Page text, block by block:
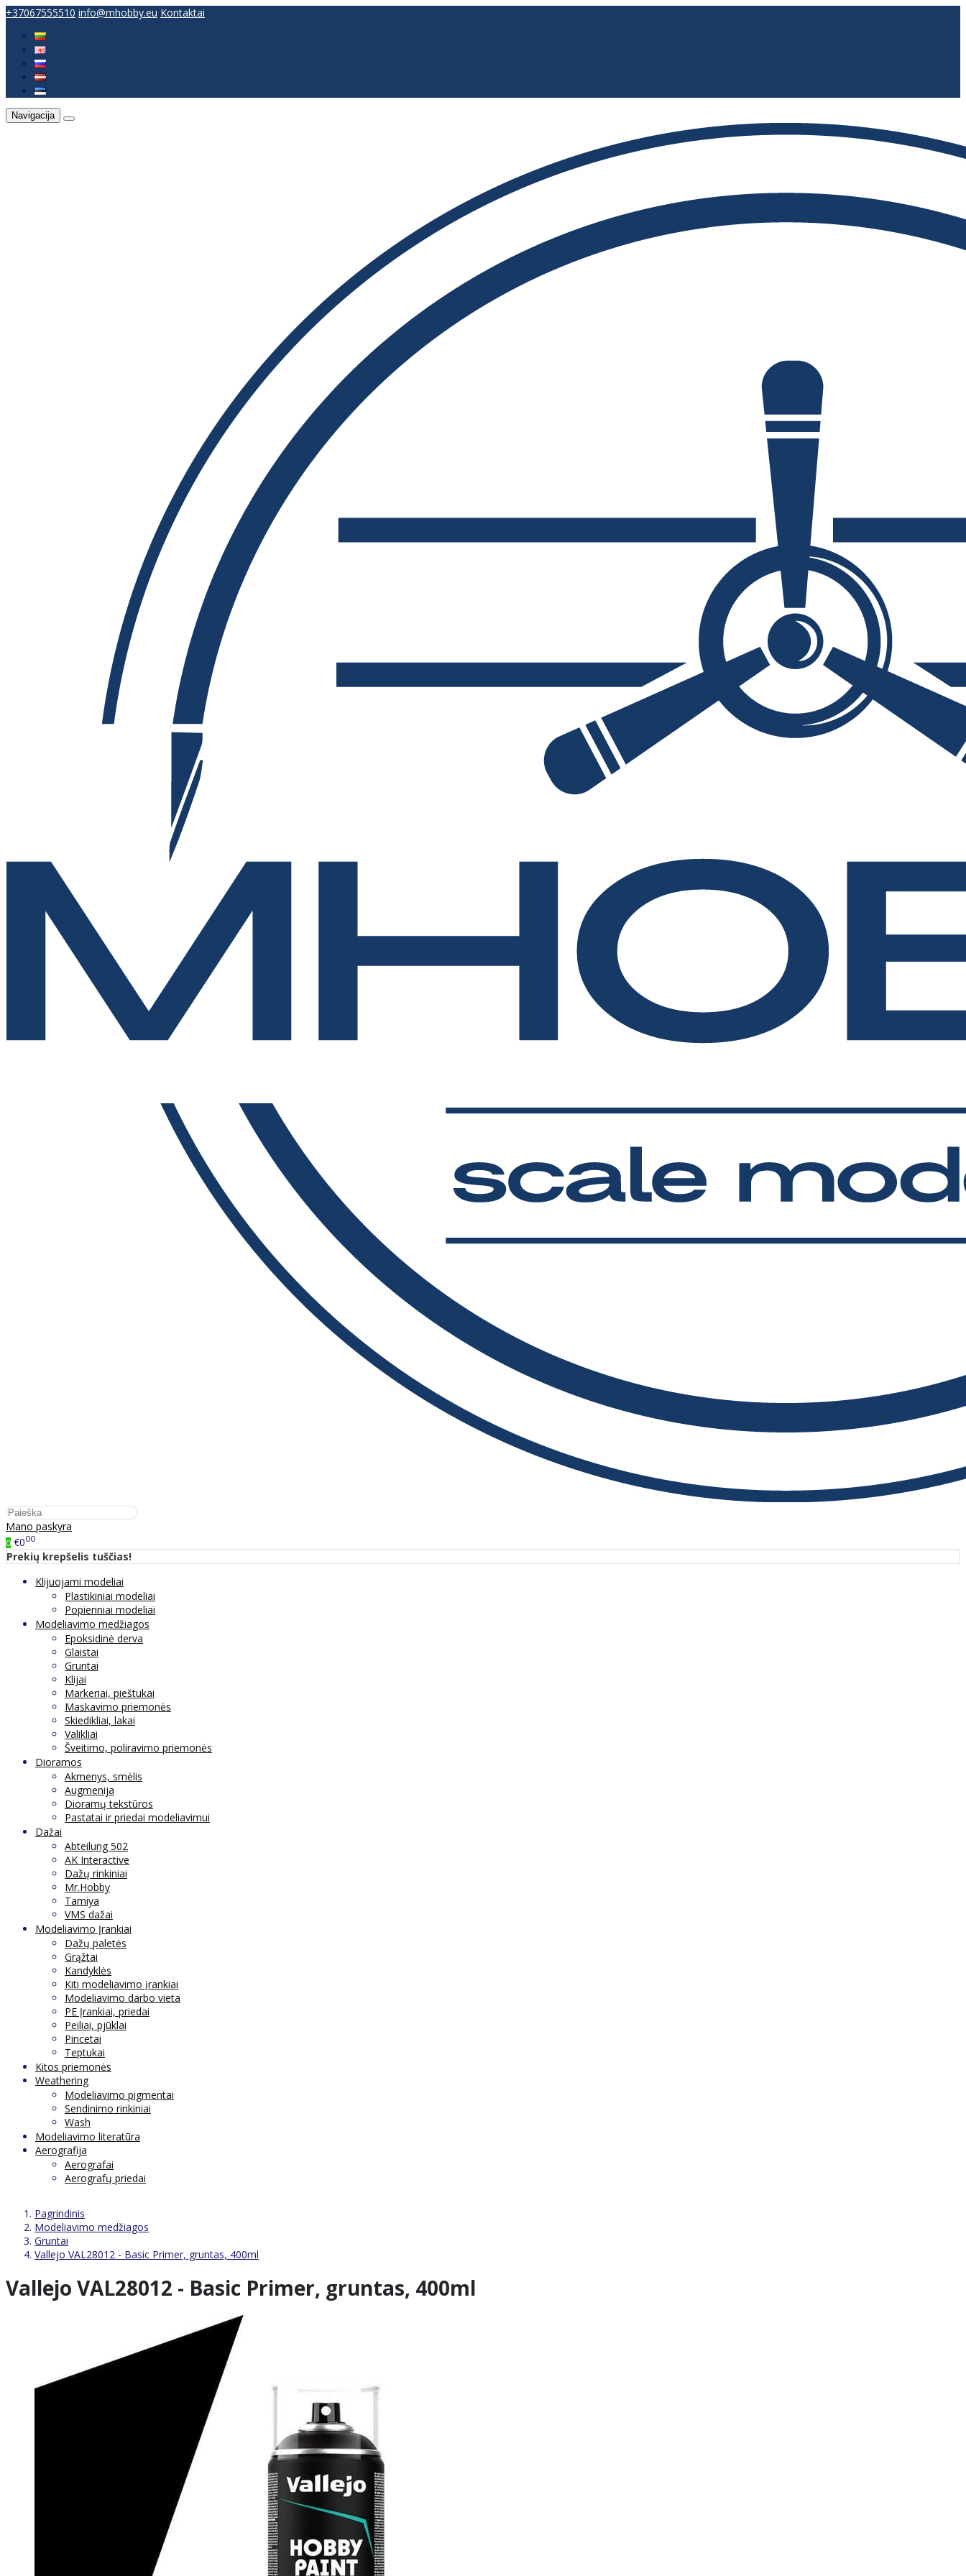
+37067555510 info@mhobby.eu Kontaktai
Navigacija
Mano paskyra
0 €000
Prekių krepšelis tuščias!
Klijuojami modeliai
Plastikiniai modeliai
Popieriniai modeliai
Modeliavimo medžiagos
Epoksidinė derva
Glaistai
Gruntai
Klijai
Markeriai, pieštukai
Maskavimo priemonės
Skiedikliai, lakai
Valikliai
Šveitimo, poliravimo priemonės
Dioramos
Akmenys, smėlis
Augmenija
Dioramų tekstūros
Pastatai ir priedai modeliavimui
Dažai
Abteilung 502
AK Interactive
Dažų rinkiniai
Mr.Hobby
Tamiya
VMS dažai
Modeliavimo Įrankiai
Dažų paletės
Grąžtai
Kandyklės
Kiti modeliavimo įrankiai
Modeliavimo darbo vieta
PE Įrankiai, priedai
Peiliai, pjūklai
Pincetai
Teptukai
Kitos priemonės
Weathering
Modeliavimo pigmentai
Sendinimo rinkiniai
Wash
Modeliavimo literatūra
Aerografija
Aerografai
Aerografų priedai
Pagrindinis
Modeliavimo medžiagos
Gruntai
Vallejo VAL28012 - Basic Primer, gruntas, 400ml
Vallejo VAL28012 - Basic Primer, gruntas, 400ml